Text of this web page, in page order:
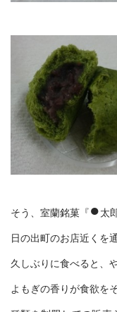
そう、室蘭銘菓『●太
日の出町のお店近くを
久しぶりに食べると、
よもぎの香りが食欲を